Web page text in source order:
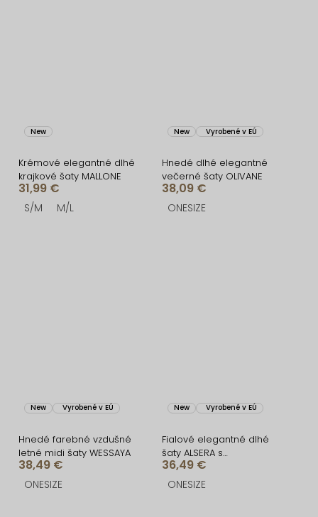
New
Krémové elegantné dlhé
krajkové šaty MALLONE
31,99 €
S/M M/L
New Vyrobené v EÚ
Hnedé dlhé elegantné
večerné šaty OLIVANE
38,09 €
ONESIZE
New Vyrobené v EÚ
Hnedé farebné vzdušné
letné midi šaty WESSAYA
38,49 €
ONESIZE
New Vyrobené v EÚ
Fialové elegantné dlhé
šaty ALSERA s
vypchávkami
36,49 €
ONESIZE